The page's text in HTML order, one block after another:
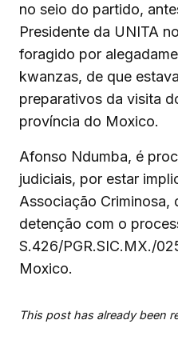
no seio do partido,
Presidente da UNITA
foragido por
kwanzas, de que
preparativos da visita
província do Moxico.
Afonso Ndumba, é
judiciais, por estar
Associação Criminosa,
detenção com o
S.426/PGR.SIC.MX./
Moxico.
This post has already been